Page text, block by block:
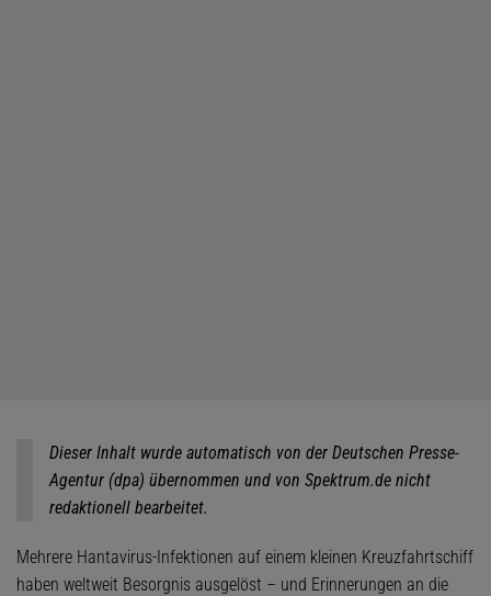
Dieser Inhalt wurde automatisch von der Deutschen Presse-
Agentur (dpa) übernommen und von Spektrum.de nicht
redaktionell bearbeitet.
Mehrere Hantavirus-Infektionen auf einem kleinen Kreuzfahrtschiff
haben weltweit Besorgnis ausgelöst – und Erinnerungen an die